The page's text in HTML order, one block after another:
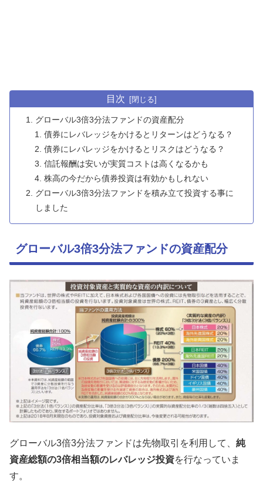
目次
グローバル3倍3分法ファンドの資産配分
債券にレバレッジをかけるとリターンはどうなる？
債券にレバレッジをかけるとリスクはどうなる？
信託報酬は安いが実質コストは高くなるかも
株高の今だから債券投資は有効かもしれない
グローバル3倍3分法ファンドを積み立て投資する事に
しました
グローバル3倍3分法ファンドの資産配分
グローバル3倍3分法ファンドは先物取引を利用して、 純
資産総額の3倍相当額のレバレッジ投資を行なっていま
す。